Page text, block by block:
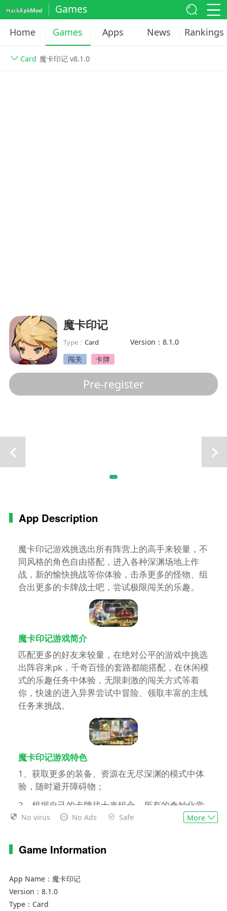
Games
Home Games Apps News Rankings
Card 魔卡印记 v8.1.0
魔卡印记
Type：Card
Version：8.1.0
闯关
卡牌
Pre-register
App Description
魔卡印记游戏挑选出所有阵营上的高手来较量，不
同风格的角色自由搭配，进入各种深渊场地上作
战，新的愉快挑战等你体验，击杀更多的怪物、组
合出更多的卡牌战士吧，尝试极限闯关的乐趣。
魔卡印记游戏简介
匹配更多的好友来较量，在绝对公平的游戏中挑选
出阵容来pk，千奇百怪的套路都能搭配，在休闲模
式的乐趣任务中体验，无限刺激的闯关方式等着
你，快速的进入异界尝试中冒险、领取丰富的主线
任务来挑战。
魔卡印记游戏特色
1、获取更多的装备、资源在无尽深渊的模式中体
验，随时避开障碍物；
2、根据自己的卡牌战士来组合，所有的奇妙化学
反应都要努力克服；
神器，慢慢征服世界。
No virus No Ads Safe More
Game Information
App Name： 魔卡印记
Version： 8.1.0
Type： Card